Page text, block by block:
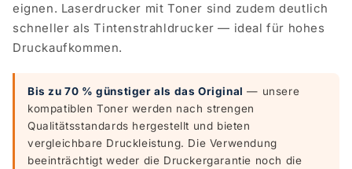
eignen. Laserdrucker mit Toner sind zudem deutlich
schneller als Tintenstrahldrucker — ideal für hohes
Druckaufkommen.
Bis zu 70 % günstiger als das Original — unsere
kompatiblen Toner werden nach strengen
Qualitätsstandards hergestellt und bieten
vergleichbare Druckleistung. Die Verwendung
beeinträchtigt weder die Druckergarantie noch die